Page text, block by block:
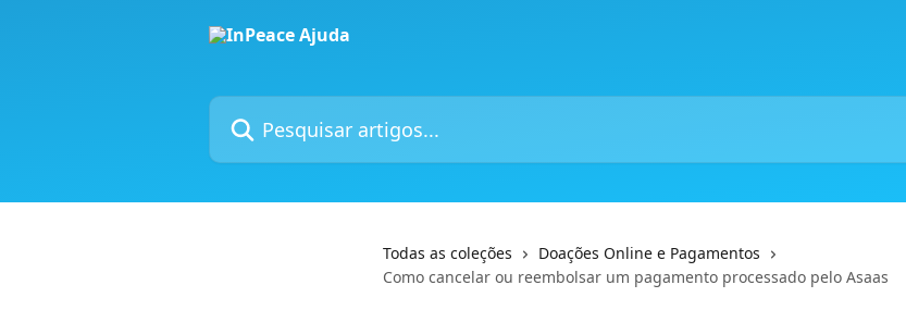
Pesquisar artigos...
Todas as coleções
Doações Online e Pagamentos
Como cancelar ou reembolsar um pagamento processado pelo Asaas